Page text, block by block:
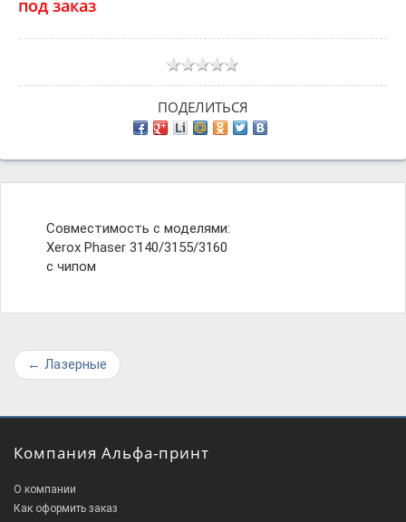
под заказ
ПОДЕЛИТЬСЯ
Совместимость с моделями:
Xerox Phaser 3140/3155/3160
с чипом
← Лазерные
Компания Альфа-принт
О компании
Как оформить заказ